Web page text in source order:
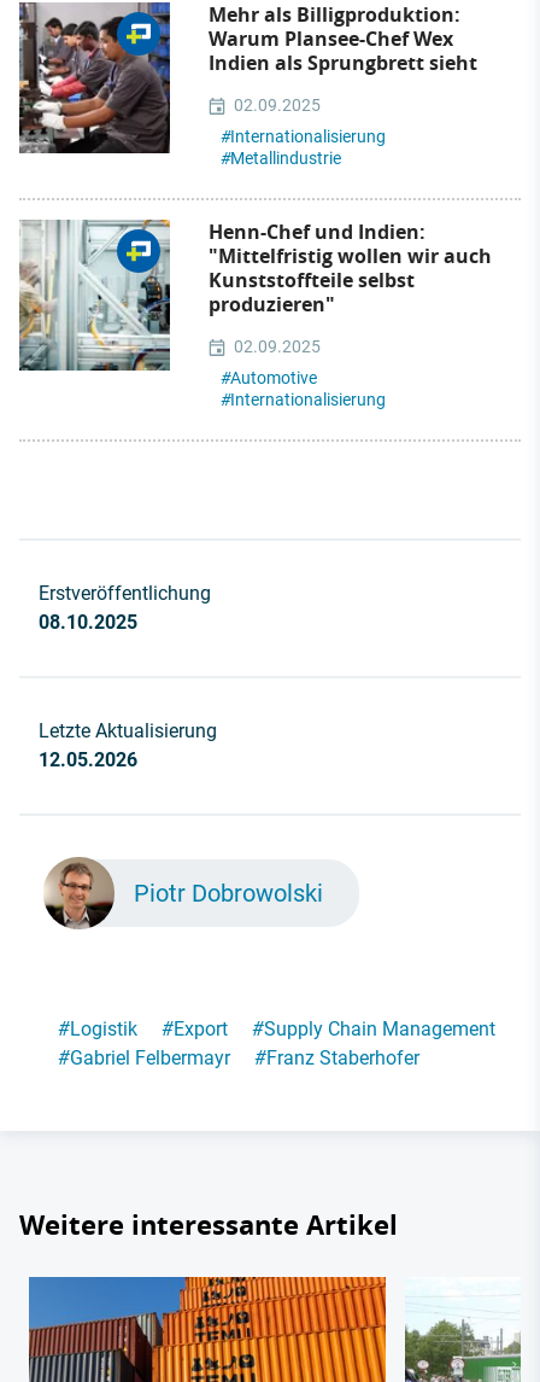
Mehr als Billigproduktion:
Warum Plansee-Chef Wex
Indien als Sprungbrett sieht
02.09.2025
#Internationalisierung
#Metallindustrie
Henn-Chef und Indien:
"Mittelfristig wollen wir auch
Kunststoffteile selbst
produzieren"
02.09.2025
#Automotive
#Internationalisierung
Erstveröffentlichung
08.10.2025
Letzte Aktualisierung
12.05.2026
Piotr Dobrowolski
#Logistik #Export #Supply Chain Management
#Gabriel Felbermayr #Franz Staberhofer
Weitere interessante Artikel